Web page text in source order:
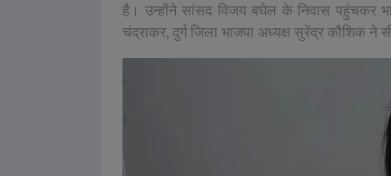
है। उन्होंने सांसद विजय बघेल के निवास पहुंचकर
चंद्राकर, दुर्ग जिला भाजपा अध्यक्ष सुरेंद्र कौशिक ने